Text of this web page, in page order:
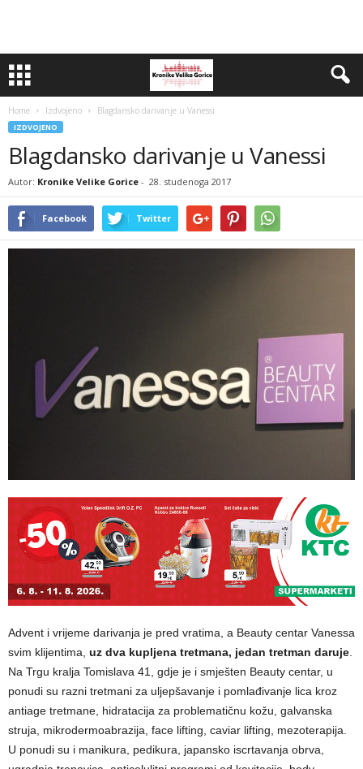
Home Izdvojeno Blagdansko darivanje u Vanessi
IZDVOJENO
Blagdansko darivanje u Vanessi
Autor: Kronike Velike Gorice - 28. studenoga 2017
Facebook Twitter
Advent i vrijeme darivanja je pred vratima, a Beauty centar Vanessa
svim klijentima, uz dva kupljena tretmana, jedan tretman daruje
Na Trgu kralja Tomislava 41, gdje je i smješten Beauty centar, u
ponudi su razni tretmani za uljepšavanje i pomlađivanje lica kroz
antiage tretmane, hidratacija za problematičnu kožu, galvanska
struja, mikrodermoabrazija, face lifting, caviar lifting, mezoterapija.
U ponudi su i manikura, pedikura, japansko iscrtavanja obrva,